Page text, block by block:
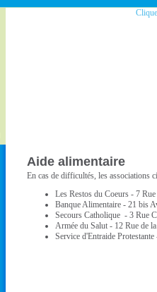
Aide alimentaire
En cas de difficultés, les associations
Les Restos du Coeurs - 7
Banque Alimentaire - 21 bis
Secours Catholique - 3 Rue
Armée du Salut - 12 Rue de
Service d'Entraide